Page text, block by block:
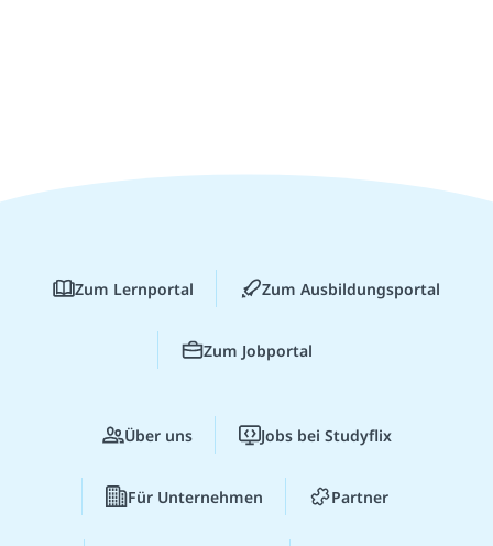
Zum Lernportal Zum Ausbildungsportal
Zum Jobportal
Über uns Jobs bei Studyflix
Für Unternehmen Partner